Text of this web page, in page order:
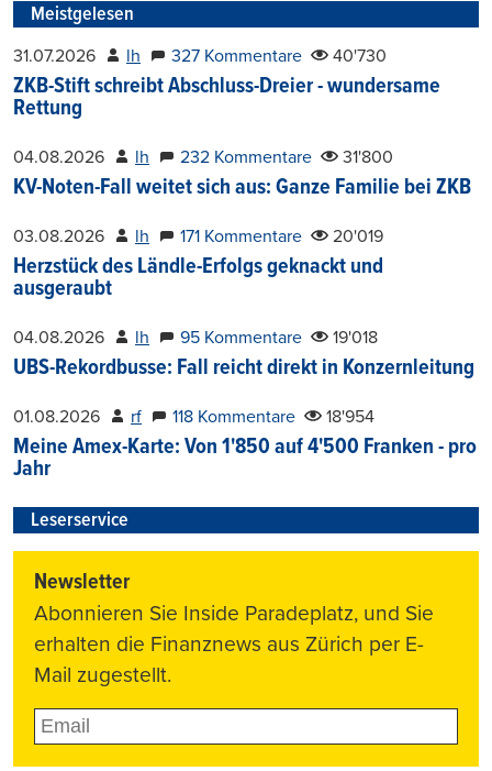
Meistgelesen
31.07.2026 lh 327 Kommentare 40'730
ZKB-Stift schreibt Abschluss-Dreier - wundersame
Rettung
04.08.2026 lh 232 Kommentare 31'800
KV-Noten-Fall weitet sich aus: Ganze Familie bei ZKB
03.08.2026 lh 171 Kommentare 20'019
Herzstück des Ländle-Erfolgs geknackt und
ausgeraubt
04.08.2026 lh 95 Kommentare 19'018
UBS-Rekordbusse: Fall reicht direkt in Konzernleitung
01.08.2026 rf 118 Kommentare 18'954
Meine Amex-Karte: Von 1'850 auf 4'500 Franken - pro
Jahr
Leserservice
Newsletter
Abonnieren Sie Inside Paradeplatz, und Sie
erhalten die Finanznews aus Zürich per E-
Mail zugestellt.